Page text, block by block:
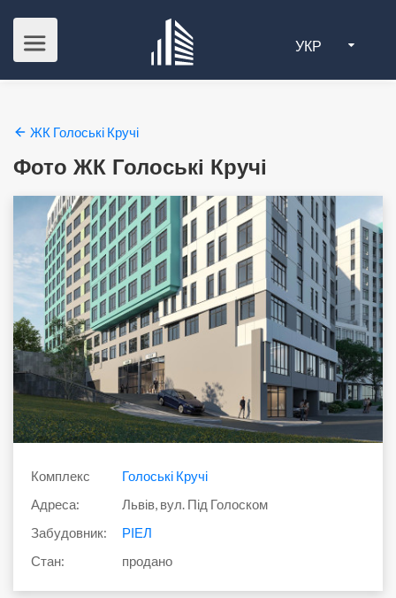
УКР
ЖК Голоські Кручі
Фото ЖК Голоські Кручі
Комплекс
Голоські Кручі
Адреса:
Львів, вул. Під Голоском
Забудовник:
РІЕЛ
Стан:
продано